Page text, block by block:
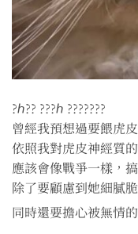
?ℎ?? ???ℎ ???????
曾經我預想過要餵虎
依照我對虎皮神經質
應該會像戰爭一樣，
除了要顧慮到她細膩
同時還要擔心被無情